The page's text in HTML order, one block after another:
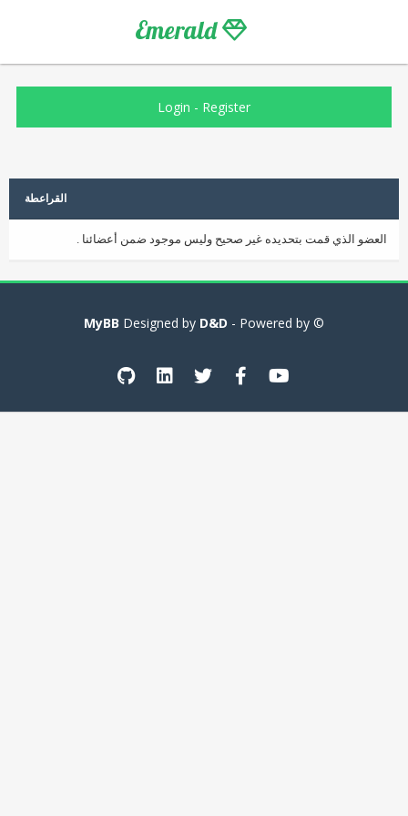
Emerald
Login - Register
القراعطة
العضو الذي قمت بتحديده غير صحيح وليس موجود ضمن أعضائنا .
© Designed by
D&D - Powered by
MyBB